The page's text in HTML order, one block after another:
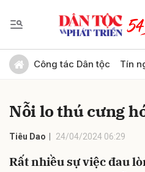
Công tác Dân tộc Tín
Nỗi lo thú cưng
Tiêu Dao 24/04/2024 06:29
Rất nhiều sự việc đau
Gửi bình luận